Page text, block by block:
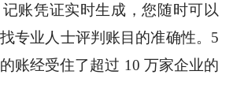
账凭证实时生成，您随时可以
专业人士评判账目的准确性。5
账经受住了超过 10 万家企业的